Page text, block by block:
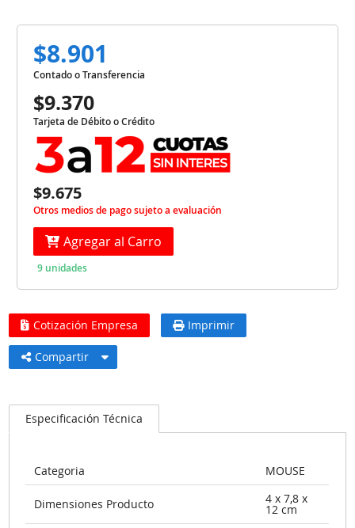
$8.901
Contado o Transferencia
$9.370
Tarjeta de Débito o Crédito
$9.675
Otros medios de pago sujeto a evaluación
Agregar al Carro
9 unidades
Cotización Empresa Imprimir
Compartir
Especificación Técnica
Categoria MOUSE
Dimensiones Producto 4 x 7,8 x
12 cm